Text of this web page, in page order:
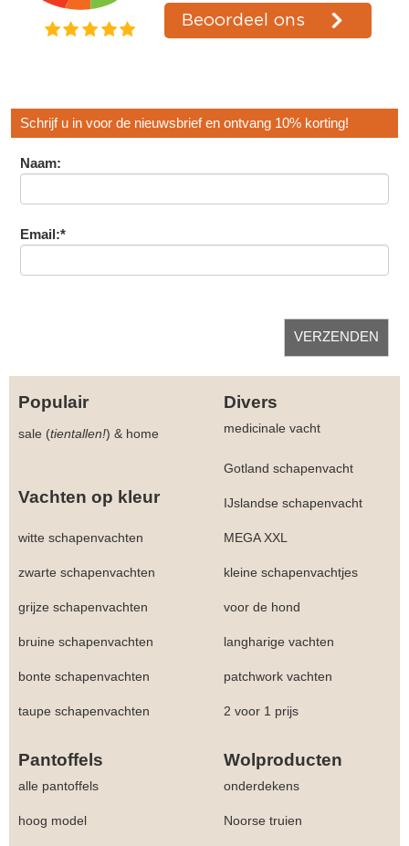
Schrijf u in voor de nieuwsbrief en ontvang 10% korting!
Naam:
Email:*
Populair Divers
sale (tientallen!) & home medicinale vacht
Gotland schapenvacht
Vachten op kleur IJslandse schapenvacht
witte schapenvachten MEGA XXL
zwarte schapenvachten kleine schapenvachtjes
grijze schapenvachten voor de hond
bruine schapenvachten langharige vachten
bonte schapenvachten patchwork vachten
taupe schapenvachten 2 voor 1 prijs
Pantoffels Wolproducten
alle pantoffels onderdekens
hoog model Noorse truien